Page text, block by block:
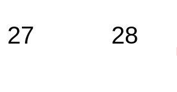
27 28